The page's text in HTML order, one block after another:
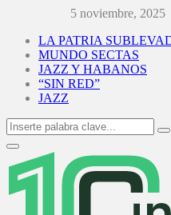
5 noviembre, 2025
LA PATRIA
MUNDO SECTAS
JAZZ Y HABANOS
“SIN RED”
JAZZ
Search
for:
Primary
Menu